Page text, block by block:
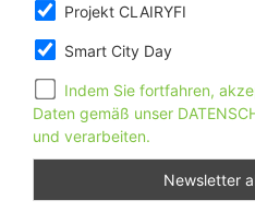
Projekt CLAIRYFI
Smart City Day
Indem Sie fortfahren,
Daten gemäß unser
und verarbeiten.